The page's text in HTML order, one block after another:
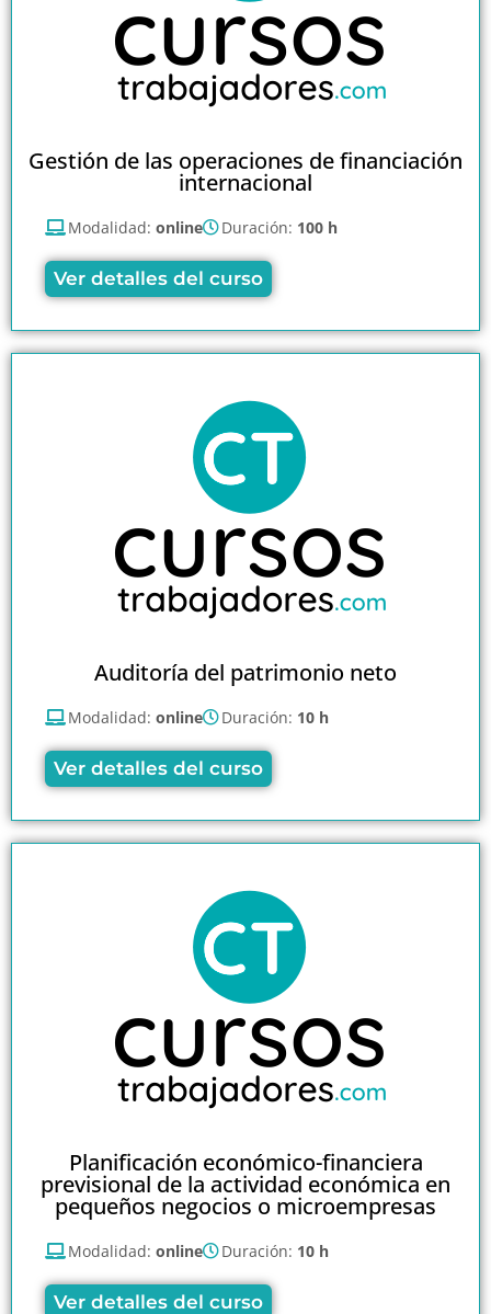
Gestión de las operaciones de financiación
internacional
Modalidad: online Duración: 100 h
Ver detalles del curso
Auditoría del patrimonio neto
Modalidad: online Duración: 10 h
Ver detalles del curso
Planificación económico-financiera
previsional de la actividad económica en
pequeños negocios o microempresas
Modalidad: online Duración: 10 h
Ver detalles del curso